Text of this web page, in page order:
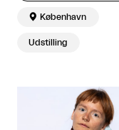
 København
Udstilling